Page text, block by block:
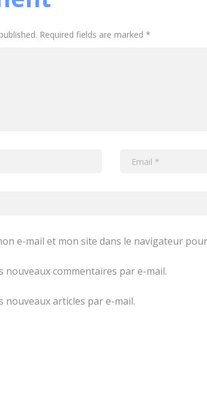
Required fields are marked *
e-mail et mon site dans le navigateur
nouveaux commentaires par e-mail.
nouveaux articles par e-mail.